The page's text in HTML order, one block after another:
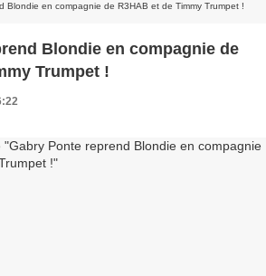
Blondie en compagnie de R3HAB et de Timmy Trumpet !
Blondie en compagnie de
Trumpet !